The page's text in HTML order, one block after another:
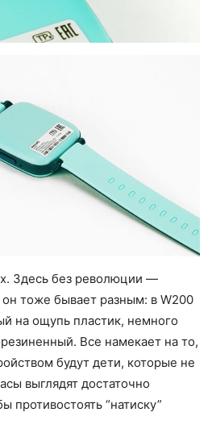
Здесь без революции —
тоже бывает разным: в W200
на ощупь пластик, немного
Все намекает на то,
будут дети, которые не
выглядят достаточно
противостоять “натиску”